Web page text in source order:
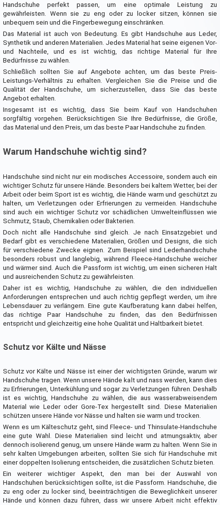
Handschuhe perfekt passen, um eine optimale Leistung zu
gewährleisten. Wenn sie zu eng oder zu locker sitzen, können sie
unbequem sein und die Fingerbewegung einschränken.
Das Material ist auch von Bedeutung. Es gibt Handschuhe aus Leder,
Synthetik und anderen Materialien. Jedes Material hat seine eigenen Vor-
und Nachteile, und es ist wichtig, das richtige Material für Ihre
Bedürfnisse zu wählen.
Schließlich sollten Sie auf Angebote achten, um das beste Preis-
Leistungs-Verhältnis zu erhalten. Vergleichen Sie die Preise und die
Qualität der Handschuhe, um sicherzustellen, dass Sie das beste
Angebot erhalten.
Insgesamt ist es wichtig, dass Sie beim Kauf von Handschuhen
sorgfältig vorgehen. Berücksichtigen Sie Ihre Bedürfnisse, die Größe,
das Material und den Preis, um das beste Paar Handschuhe zu finden.
Warum Handschuhe wichtig sind?
Handschuhe sind nicht nur ein modisches Accessoire, sondern auch ein
wichtiger Schutz für unsere Hände. Besonders bei kaltem Wetter, bei der
Arbeit oder beim Sport ist es wichtig, die Hände warm und geschützt zu
halten, um Verletzungen oder Erfrierungen zu vermeiden. Handschuhe
sind auch ein wichtiger Schutz vor schädlichen Umwelteinflüssen wie
Schmutz, Staub, Chemikalien oder Bakterien.
Doch nicht alle Handschuhe sind gleich. Je nach Einsatzgebiet und
Bedarf gibt es verschiedene Materialien, Größen und Designs, die sich
für verschiedene Zwecke eignen. Zum Beispiel sind Lederhandschuhe
besonders robust und langlebig, während Fleece-Handschuhe weicher
und wärmer sind. Auch die Passform ist wichtig, um einen sicheren Halt
und ausreichenden Schutz zu gewährleisten.
Daher ist es wichtig, Handschuhe zu wählen, die den individuellen
Anforderungen entsprechen und auch richtig gepflegt werden, um ihre
Lebensdauer zu verlängern. Eine gute Kaufberatung kann dabei helfen,
das richtige Paar Handschuhe zu finden, das den Bedürfnissen
entspricht und gleichzeitig eine hohe Qualität und Haltbarkeit bietet.
Schutz vor Kälte und Nässe
Schutz vor Kälte und Nässe ist einer der wichtigsten Gründe, warum wir
Handschuhe tragen. Wenn unsere Hände kalt und nass werden, kann dies
zu Erfrierungen, Unterkühlung und sogar zu Verletzungen führen. Deshalb
ist es wichtig, Handschuhe zu wählen, die aus wasserabweisendem
Material wie Leder oder Gore-Tex hergestellt sind. Diese Materialien
schützen unsere Hände vor Nässe und halten sie warm und trocken.
Wenn es um Kälteschutz geht, sind Fleece- und Thinsulate-Handschuhe
eine gute Wahl. Diese Materialien sind leicht und atmungsaktiv, aber
dennoch isolierend genug, um unsere Hände warm zu halten. Wenn Sie in
sehr kalten Umgebungen arbeiten, sollten Sie sich für Handschuhe mit
einer doppelten Isolierung entscheiden, die zusätzlichen Schutz bieten.
Ein weiterer wichtiger Aspekt, den man bei der Auswahl von
Handschuhen berücksichtigen sollte, ist die Passform. Handschuhe, die
zu eng oder zu locker sind, beeinträchtigen die Beweglichkeit unserer
Hände und können dazu führen, dass wir unsere Arbeit nicht effektiv